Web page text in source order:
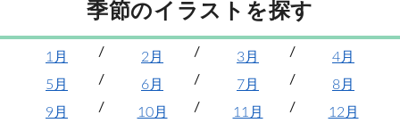
季節のイラストを探す
1月 2月 3月
4月
5月
6月 7月
8月
9月
10月 11月
12月